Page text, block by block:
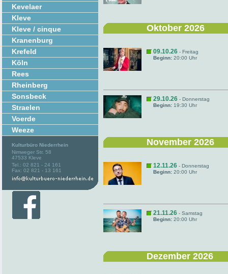
Kevelaer
Kleve
Kleve / cinque
Kranenburg
Krefeld
Köln
Rees
Rheinberg
Sonsbeck
Straelen
Voerde
Weeze
Kulturbüro Niederrhein
Nimweger Str. 58
47533 Kleve
Tel.: 02 821 - 24 161
Fax: 02 821 - 13 161
Oktober 2026
09.10.26 - Freitag
Beginn: 20:00 Uhr
29.10.26 - Donnerstag
Beginn: 19:30 Uhr
November 2026
12.11.26 - Donnerstag
Beginn: 20:00 Uhr
21.11.26 - Samstag
Beginn: 20:00 Uhr
Dezember 2026